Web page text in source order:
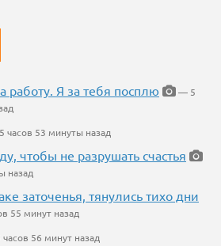
работу. Я за тебя посплю
— 5
часов 53 минуты назад
чтобы не разрушать счастья
назад
заточенья, тянулись тихо дни
55 минут назад
56 минут назад